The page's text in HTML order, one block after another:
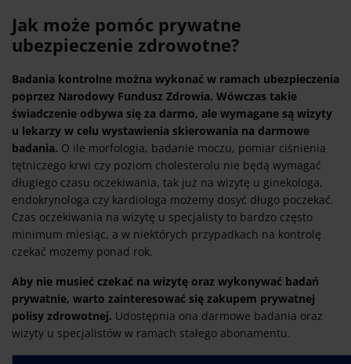
Jak może pomóc prywatne
ubezpieczenie zdrowotne?
Badania kontrolne można wykonać w ramach ubezpieczenia
poprzez Narodowy Fundusz Zdrowia. Wówczas takie
świadczenie odbywa się za darmo, ale wymagane są wizyty
u lekarzy w celu wystawienia skierowania na darmowe
badania. O ile morfologia, badanie moczu, pomiar ciśnienia
tętniczego krwi czy poziom cholesterolu nie będą wymagać
długiego czasu oczekiwania, tak już na wizytę u ginekologa,
endokrynologa czy kardiologa możemy dosyć długo poczekać.
Czas oczekiwania na wizytę u specjalisty to bardzo często
minimum miesiąc, a w niektórych przypadkach na kontrolę
czekać możemy ponad rok.
Aby nie musieć czekać na wizytę oraz wykonywać badań
prywatnie, warto zainteresować się zakupem prywatnej
polisy zdrowotnej. Udostępnia ona darmowe badania oraz
wizyty u specjalistów w ramach stałego abonamentu.